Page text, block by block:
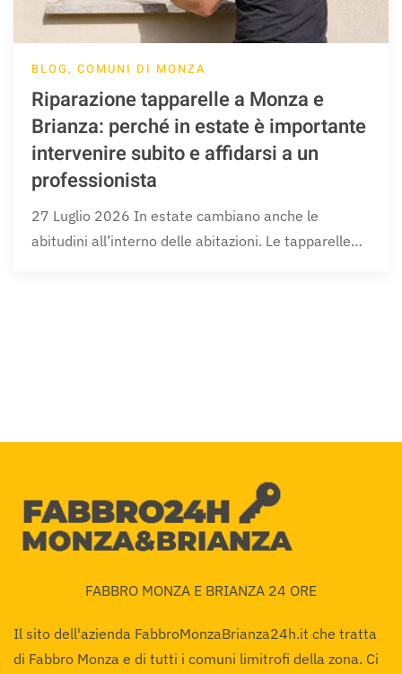
BLOG, COMUNI DI MONZA
Riparazione tapparelle a Monza e
Brianza: perché in estate è importante
intervenire subito e affidarsi a un
professionista
27 Luglio 2026 In estate cambiano anche le
abitudini all’interno delle abitazioni. Le tapparelle…
FABBRO MONZA E BRIANZA 24 ORE
Il sito dell'azienda FabbroMonzaBrianza24h.it che tratta
di Fabbro Monza e di tutti i comuni limitrofi della zona. Ci